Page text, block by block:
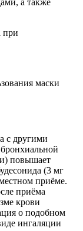
при
маски
с другими
повышает
(3 мг
приёме.
приёма
крови
о подобном
ингаляции